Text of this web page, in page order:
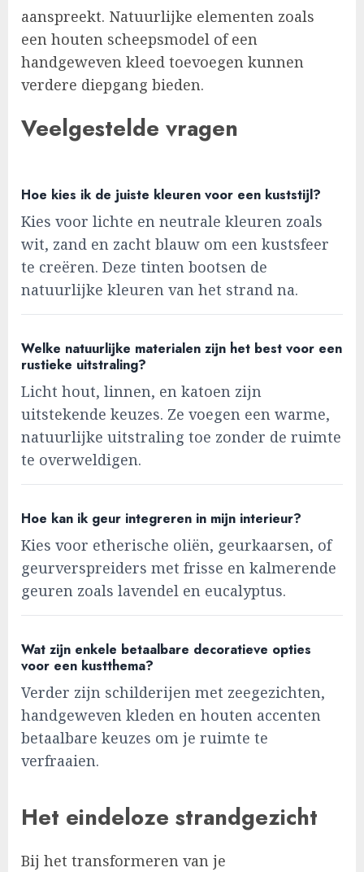
aanspreekt. Natuurlijke elementen zoals
een houten scheepsmodel of een
handgeweven kleed toevoegen kunnen
verdere diepgang bieden.
Veelgestelde vragen
Hoe kies ik de juiste kleuren voor een kuststijl?
Kies voor lichte en neutrale kleuren zoals
wit, zand en zacht blauw om een kustsfeer
te creëren. Deze tinten bootsen de
natuurlijke kleuren van het strand na.
Welke natuurlijke materialen zijn het best voor een
rustieke uitstraling?
Licht hout, linnen, en katoen zijn
uitstekende keuzes. Ze voegen een warme,
natuurlijke uitstraling toe zonder de ruimte
te overweldigen.
Hoe kan ik geur integreren in mijn interieur?
Kies voor etherische oliën, geurkaarsen, of
geurverspreiders met frisse en kalmerende
geuren zoals lavendel en eucalyptus.
Wat zijn enkele betaalbare decoratieve opties
voor een kustthema?
Verder zijn schilderijen met zeegezichten,
handgeweven kleden en houten accenten
betaalbare keuzes om je ruimte te
verfraaien.
Het eindeloze strandgezicht
Bij het transformeren van je